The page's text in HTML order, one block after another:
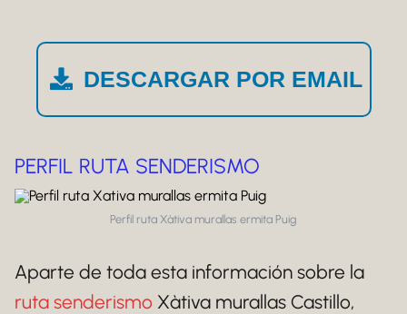
DESCARGAR POR EMAIL
PERFIL RUTA SENDERISMO
Perfil ruta Xàtiva murallas ermita Puig
Aparte de toda esta información sobre la
ruta senderismo Xàtiva murallas Castillo,